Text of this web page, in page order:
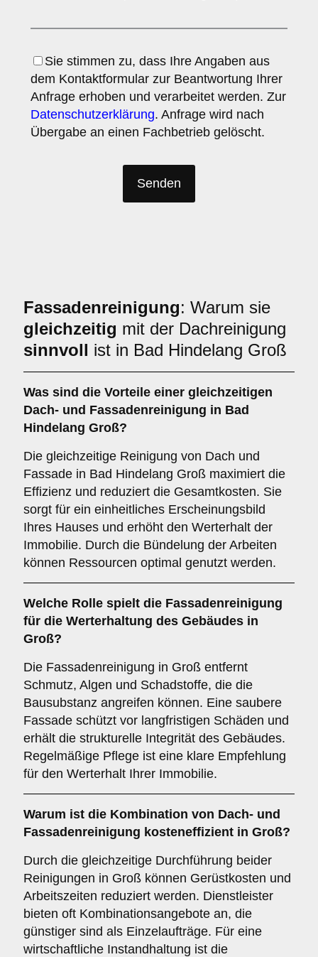
Sie stimmen zu, dass Ihre Angaben aus
dem Kontaktformular zur Beantwortung Ihrer
Anfrage erhoben und verarbeitet werden. Zur
Datenschutzerklärung. Anfrage wird nach
Übergabe an einen Fachbetrieb gelöscht.
Fassadenreinigung: Warum sie
gleichzeitig mit der Dachreinigung
sinnvoll ist in Bad Hindelang Groß
Was sind die Vorteile einer gleichzeitigen
Dach- und Fassadenreinigung in Bad
Hindelang Groß?
Die gleichzeitige Reinigung von Dach und
Fassade in Bad Hindelang Groß maximiert die
Effizienz und reduziert die Gesamtkosten. Sie
sorgt für ein einheitliches Erscheinungsbild
Ihres Hauses und erhöht den Werterhalt der
Immobilie. Durch die Bündelung der Arbeiten
können Ressourcen optimal genutzt werden.
Welche Rolle spielt die Fassadenreinigung
für die Werterhaltung des Gebäudes in
Groß?
Die Fassadenreinigung in Groß entfernt
Schmutz, Algen und Schadstoffe, die die
Bausubstanz angreifen können. Eine saubere
Fassade schützt vor langfristigen Schäden und
erhält die strukturelle Integrität des Gebäudes.
Regelmäßige Pflege ist eine klare Empfehlung
für den Werterhalt Ihrer Immobilie.
Warum ist die Kombination von Dach- und
Fassadenreinigung kosteneffizient in Groß?
Durch die gleichzeitige Durchführung beider
Reinigungen in Groß können Gerüstkosten und
Arbeitszeiten reduziert werden. Dienstleister
bieten oft Kombinationsangebote an, die
günstiger sind als Einzelaufträge. Für eine
wirtschaftliche Instandhaltung ist die